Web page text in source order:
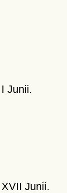
I Junii.
XVII Junii.